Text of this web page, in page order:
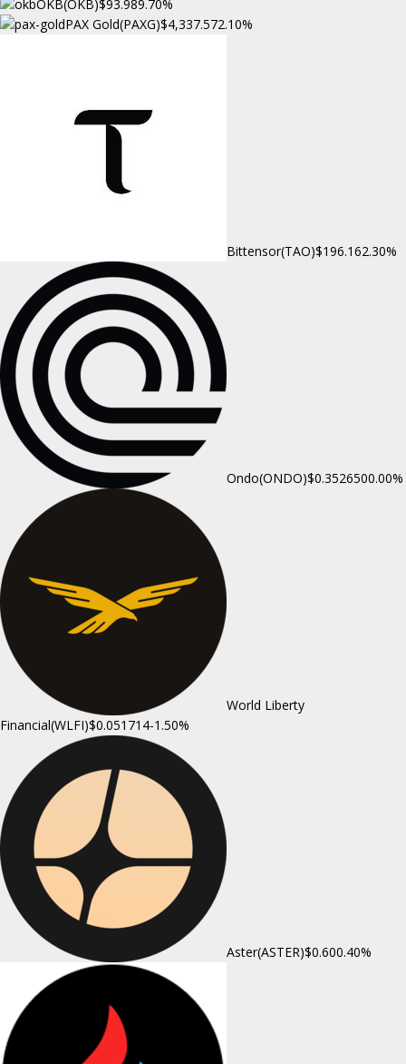
OKB(OKB)$93.989.70%
PAX Gold(PAXG)$4,337.572.10%
Bittensor(TAO)$196.162.30%
Ondo(ONDO)$0.3526500.00%
World Liberty
Financial(WLFI)$0.051714-1.50%
Aster(ASTER)$0.600.40%